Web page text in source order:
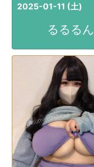
2025-01-11 (土)
るるるん